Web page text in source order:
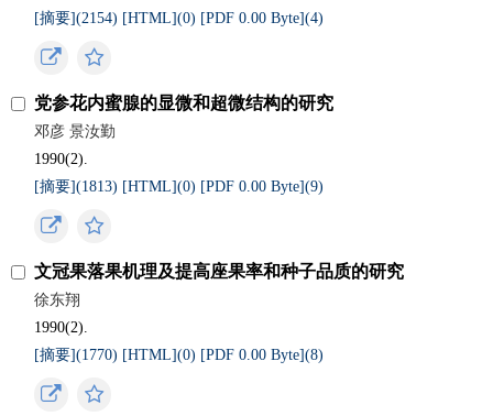
[摘要](2154) [HTML](0) [PDF 0.00 Byte](4)
党参花内蜜腺的显微和超微结构的研究
邓彦 景汝勤
1990(2).
[摘要](1813) [HTML](0) [PDF 0.00 Byte](9)
文冠果落果机理及提高座果率和种子品质的研究
徐东翔
1990(2).
[摘要](1770) [HTML](0) [PDF 0.00 Byte](8)